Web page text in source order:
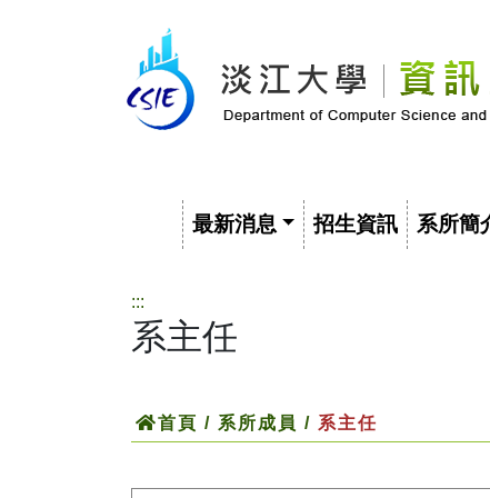
最新消息 招生資訊 系所簡
:::
系主任
首頁 / 系所成員 / 系主任